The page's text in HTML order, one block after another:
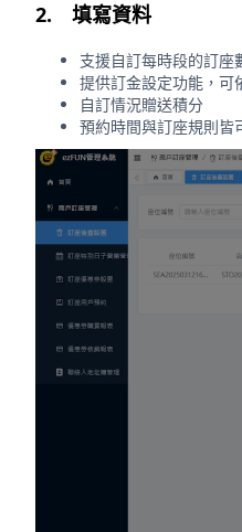
2. 填寫資料
支援自訂每時段的訂座
提供訂金設定功能，可
自訂情況贈送積分
預約時間與訂座規則皆